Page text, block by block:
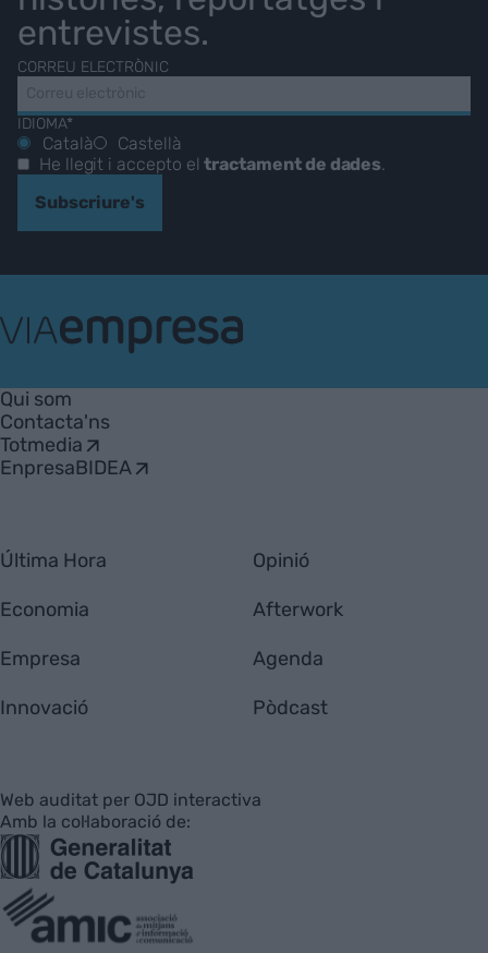
entrevistes.
CORREU ELECTRÒNIC
IDIOMA*
Català
Castellà
He llegit i accepto eltractament de dades.
Subscriure's
Empresa
Qui som
Contacta'ns
Totmedia
EnpresaBIDEA
Última Hora
Economia
Empresa
Innovació
Opinió
Afterwork
Agenda
Pòdcast
Web auditat per OJD interactiva
Amb la col·laboració de: